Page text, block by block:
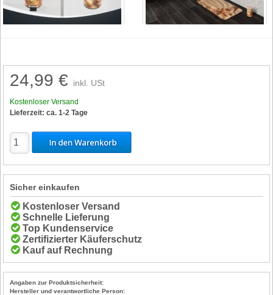
24,99 € inkl. USt
Kostenloser Versand
Lieferzeit: ca. 1-2 Tage
Sicher einkaufen
Kostenloser Versand
Schnelle Lieferung
Top Kundenservice
Zertifizierter Käuferschutz
Kauf auf Rechnung
Angaben zur Produktsicherheit:
Hersteller und verantwortliche Person: